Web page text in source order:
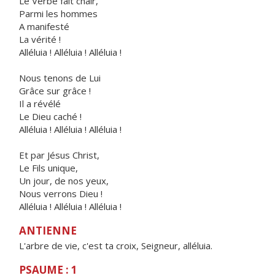
Parmi les hommes
A manifesté
La vérité !
Alléluia ! Alléluia ! Alléluia !
Nous tenons de Lui
Grâce sur grâce !
Il a révélé
Le Dieu caché !
Alléluia ! Alléluia ! Alléluia !
Et par Jésus Christ,
Le Fils unique,
Un jour, de nos yeux,
Nous verrons Dieu !
Alléluia ! Alléluia ! Alléluia !
ANTIENNE
L'arbre de vie, c'est ta croix, Seigneur, alléluia.
PSAUME : 1